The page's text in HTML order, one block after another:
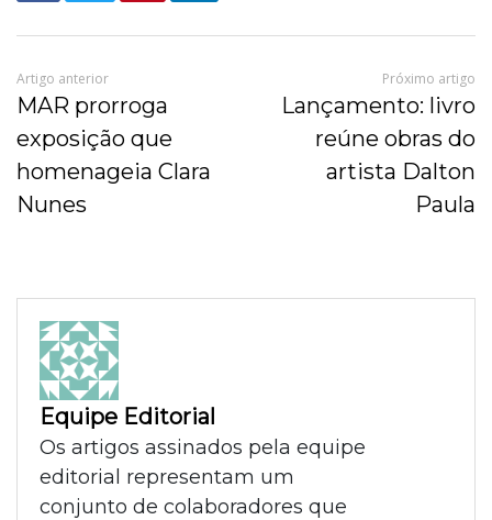
Artigo anterior
MAR prorroga
exposição que
homenageia Clara
Nunes
Próximo artigo
Lançamento: livro
reúne obras do
artista Dalton
Paula
Equipe Editorial
Os artigos assinados pela equipe
editorial representam um
conjunto de colaboradores que